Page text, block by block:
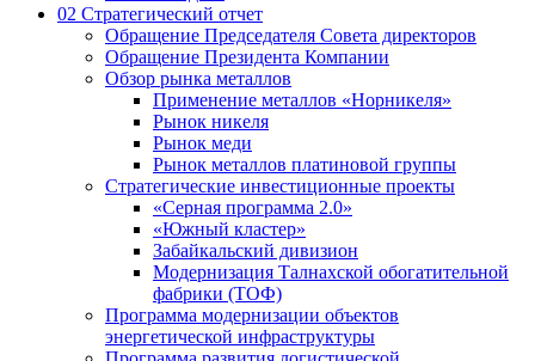
02 Стратегический отчет
Обращение Председателя Совета директоров
Обращение Президента Компании
Обзор рынка металлов
Применение металлов «Норникеля»
Рынок никеля
Рынок меди
Рынок металлов платиновой группы
Стратегические инвестиционные проекты
«Серная программа 2.0»
«Южный кластер»
Забайкальский дивизион
Модернизация Талнахской обогатительной
фабрики (ТОФ)
Программа модернизации объектов
энергетической инфраструктуры